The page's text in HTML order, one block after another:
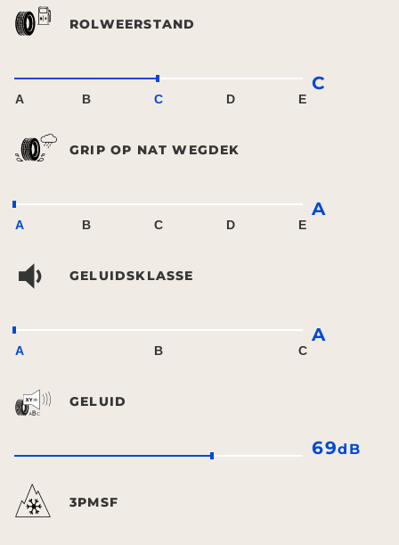
ROLWEERSTAND
A B C D E
C
GRIP OP NAT WEGDEK
A B C D E
A
GELUIDSKLASSE
A B C
A
GELUID
69dB
3PMSF